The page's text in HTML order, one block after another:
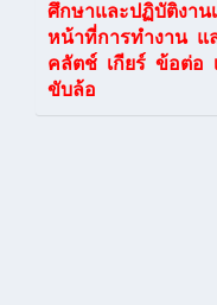
ศึกษาและปฏิบัติงาน
หน้าที่การทำงาน แ
คลัตช์ เกียร์ ข้อต่อ
ขับล้อ